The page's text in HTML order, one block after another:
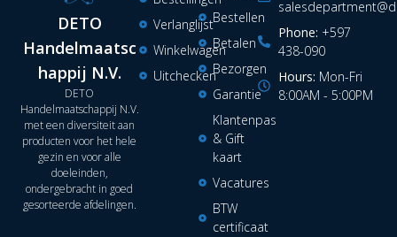
DETO
Handelmaatsc
happij N.V.
DETO
Handelmaatschappij N.V.
met een diversiteit aan
producten voor het hele
gezin en voor alle
doeleinden,
ondergebracht in goed
gesorteerde afdelingen.
Bestellen
Betalen
Bezorgen
Garantie
Klantenpas
& Gift
kaart
Vacatures
BTW
certificaat
Verlanglijst
Winkelwagen
Uitchecken
Phone: +597
438-090
Hours: Mon-Fri
8:00AM - 5:00PM